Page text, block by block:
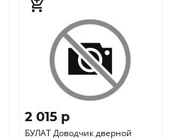
2 015 p
БУЛАТ Доводчик дверной